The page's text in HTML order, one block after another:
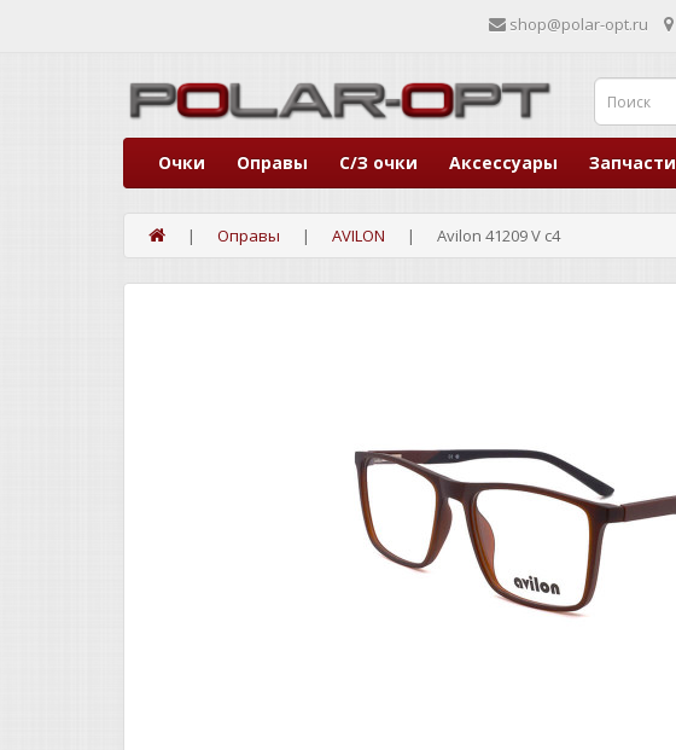
shop@polar-opt.ru
Очки Оправы С/З очки Аксессуары Запчасти
Оправы AVILON Avilon 41209 V c4